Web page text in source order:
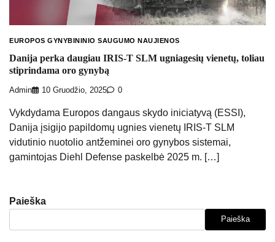
EUROPOS GYNYBININIO SAUGUMO NAUJIENOS
Danija perka daugiau IRIS-T SLM ugniagesių vienetų, toliau
stiprindama oro gynybą
Admin 10 Gruodžio, 2025 0
Vykdydama Europos dangaus skydo iniciatyvą (ESSI),
Danija įsigijo papildomų ugnies vienetų IRIS-T SLM
vidutinio nuotolio antžeminei oro gynybos sistemai,
gamintojas Diehl Defense paskelbė 2025 m. […]
Paieška
Paieška